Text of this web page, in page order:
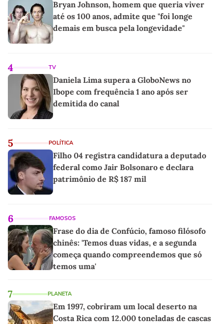
Bryan Johnson, homem que queria viver
até os 100 anos, admite que "foi longe
demais em busca pela longevidade"
4 TV
Daniela Lima supera a GloboNews no
Ibope com frequência 1 ano após ser
demitida do canal
5 POLÍTICA
Filho 04 registra candidatura a deputado
federal como Jair Bolsonaro e declara
patrimônio de R$ 187 mil
6 FAMOSOS
Frase do dia de Confúcio, famoso filósofo
chinês: 'Temos duas vidas, e a segunda
começa quando compreendemos que só
temos uma'
7 PLANETA
Em 1997, cobriram um local deserto na
Costa Rica com 12.000 toneladas de cascas